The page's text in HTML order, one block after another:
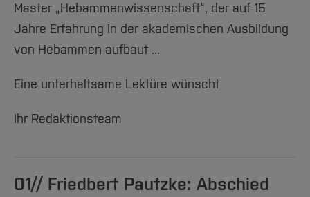
#21
#22
#23
#24
#26
Master „Hebammenwissenschaft“, der auf 15
Jahre Erfahrung in der akademischen Ausbildung
von Hebammen aufbaut ...
Eine unterhaltsame Lektüre wünscht
Ihr Redaktionsteam
01// Friedbert Pautzke: Abschied